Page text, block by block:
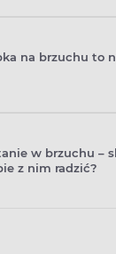
na brzuchu to
w brzuchu –
z nim radzić?